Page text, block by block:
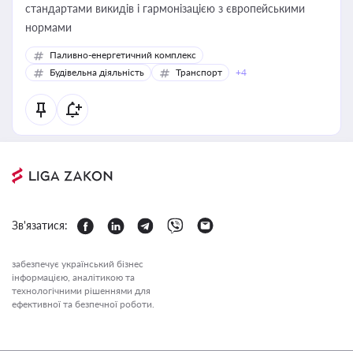
стандартами викидів і гармонізацією з європейськими
нормами
Паливно-енергетичний комплекс
Будівельна діяльність
Транспорт +4
Зв'язатися:
забезпечує український бізнес
інформацією, аналітикою та
технологічними рішеннями для
ефективної та безпечної роботи.